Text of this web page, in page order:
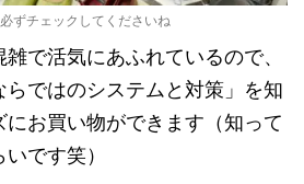
ずチェックしてくださいね
で活気にあふれているので、
ではのシステムと対策」を知
にお買い物ができます（知って
です笑）